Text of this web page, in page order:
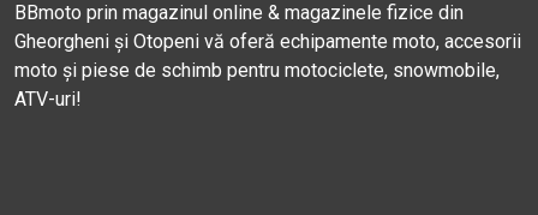
BBmoto prin magazinul online & magazinele fizice din
Gheorgheni și Otopeni vă oferă echipamente moto, accesorii
moto și piese de schimb pentru motociclete, snowmobile,
ATV-uri!